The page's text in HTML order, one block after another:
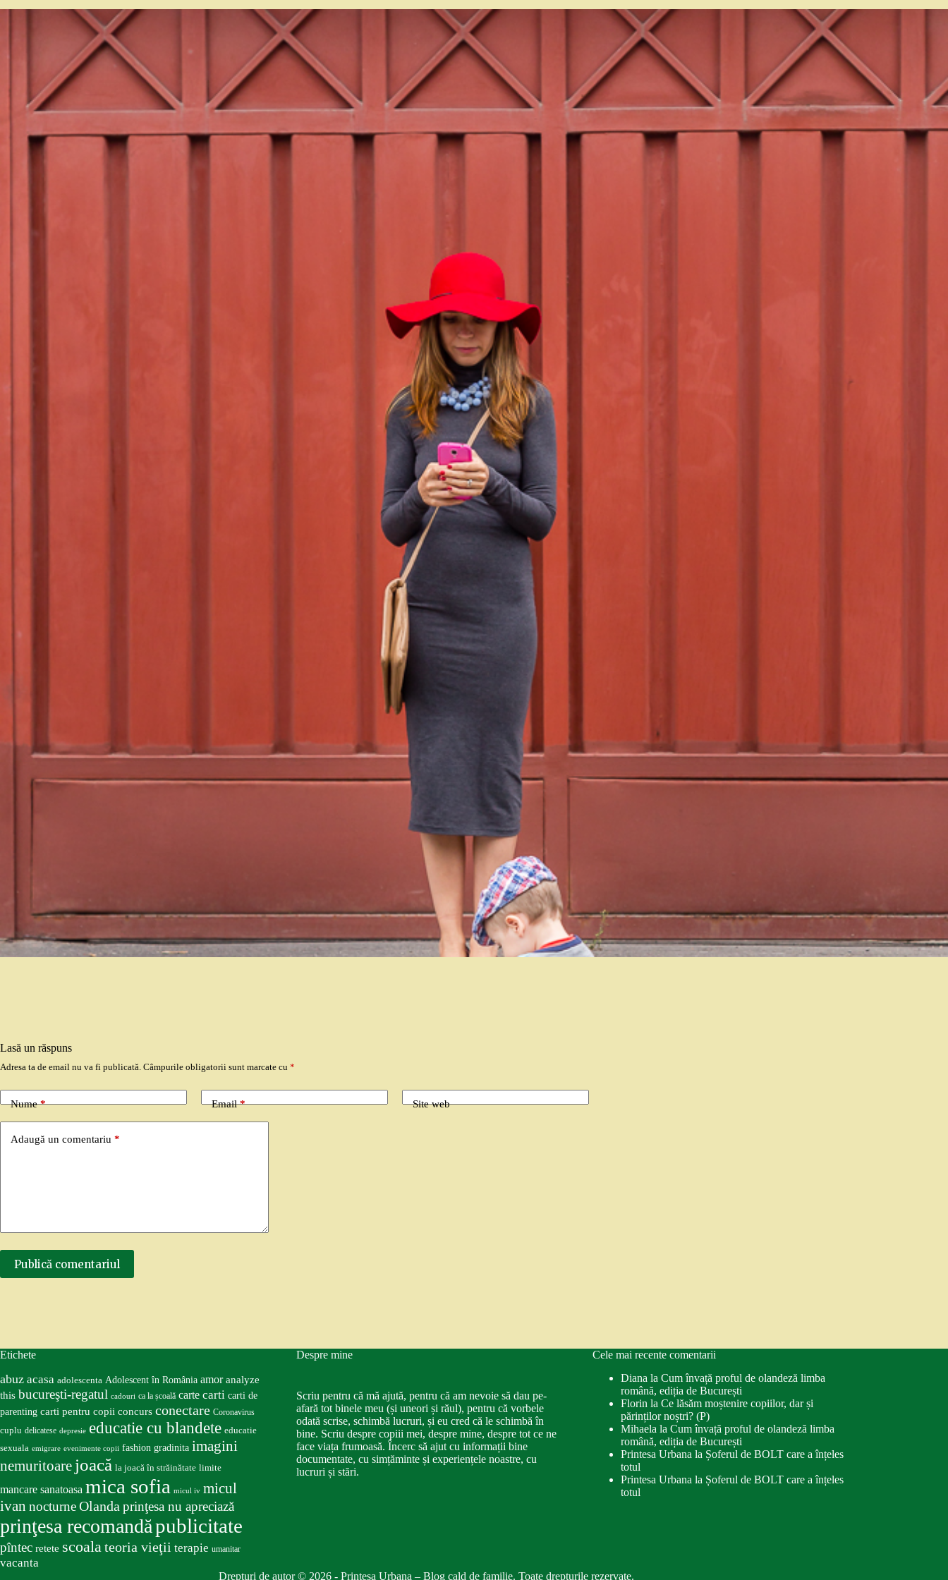
Lasă un răspuns
Adresa ta de email nu va fi publicată. Câmpurile obligatorii sunt marcate cu *
Nume* Email* Site web
Adaugă un comentariu *
Publică comentariul
Etichete
abuz acasa adolescenta Adolescent în România amor analyze
this bucureşti-regatul cadouri ca la școală carte carti carti de
parenting carti pentru copii concurs conectare Coronavirus
cuplu delicatese depresie educatie cu blandete educatie
sexuala emigrare evenimente copii fashion gradinita imagini
nemuritoare joacă la joacă în străinătate limite
mancare sanatoasa mica sofia micul iv micul
ivan nocturneOlanda prinţesa nu apreciază
prinţesa recomandăpublicitate
pîntec retete scoalateoria vieţii terapie umanitar
vacanta
Despre mine
Scriu pentru că mă ajută, pentru că am nevoie să dau pe-
afară tot binele meu (și uneori și răul), pentru că vorbele
odată scrise, schimbă lucruri, și eu cred că le schimbă în
bine. Scriu despre copiii mei, despre mine, despre tot ce ne
face viața frumoasă. Încerc să ajut cu informații bine
documentate, cu simțăminte și experiențele noastre, cu
lucruri și stări.
Cele mai recente comentarii
Diana la Cum învață proful de olandeză limba
română, ediția de București
Florin la Ce lăsăm moștenire copiilor, dar și
părinților noștri? (P)
Mihaela la Cum învață proful de olandeză limba
română, ediția de București
Printesa Urbana la Șoferul de BOLT care a înțeles
totul
Printesa Urbana la Șoferul de BOLT care a înțeles
totul
Drepturi de autor © 2026 - Printesa Urbana – Blog cald de familie. Toate drepturile rezervate.